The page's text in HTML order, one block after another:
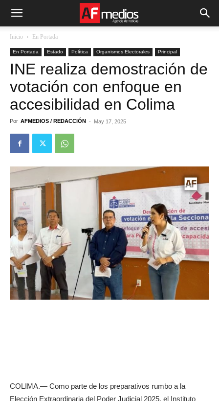
Inicio En Portada
En Portada Estado Política Organismos Electorales Principal
INE realiza demostración de
votación con enfoque en
accesibilidad en Colima
Por AFMEDIOS / REDACCIÓN - May 17, 2025
COLIMA.— Como parte de los preparativos rumbo a la
Elección Extraordinaria del Poder Judicial 2025, el Instituto